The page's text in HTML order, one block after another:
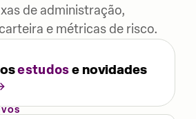
de administração,
e métricas de risco.
estudose novidades